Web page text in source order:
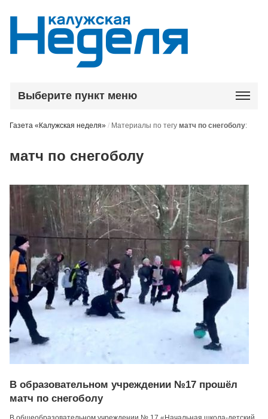
Выберите пункт меню
Газета «Калужская неделя» / Материалы по тегуматч по снегоболу:
матч по снегоболу
В образовательном учреждении №17 прошёл
матч по снегоболу